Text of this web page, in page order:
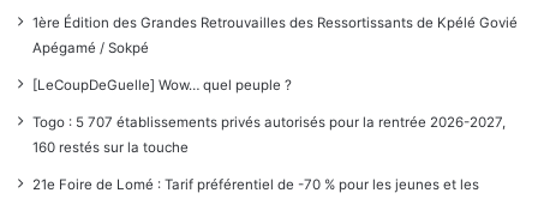
1ère Édition des Grandes Retrouvailles des Ressortissants de Kpélé Govié
Apégamé / Sokpé
[LeCoupDeGuelle] Wow… quel peuple ?
Togo : 5 707 établissements privés autorisés pour la rentrée 2026-2027,
160 restés sur la touche
21e Foire de Lomé : Tarif préférentiel de -70 % pour les jeunes et les